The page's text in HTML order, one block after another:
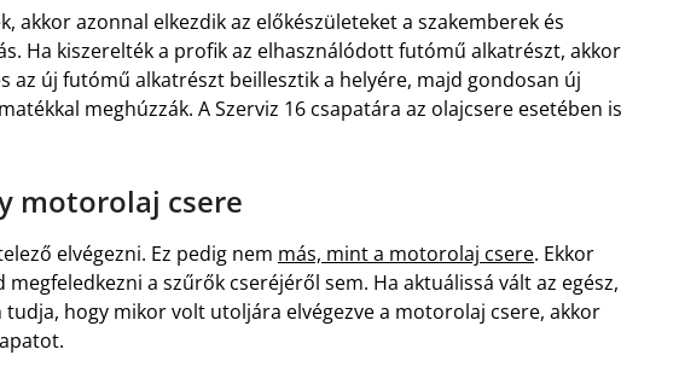
akkor azonnal elkezdik az előkészületeket a szakemberek és
Ha kiszerelték a profik az elhasználódott futómű alkatrészt, akkor
az új futómű alkatrészt beillesztik a helyére, majd gondosan új
meghúzzák. A Szerviz 16 csapatára az olajcsere esetében is
motorolaj csere
elvégezni. Ez pedig nem más, mint a motorolaj csere. Ekkor
a szűrők cseréjéről sem. Ha aktuálissá vált az egész,
hogy mikor volt utoljára elvégezve a motorolaj csere, akkor